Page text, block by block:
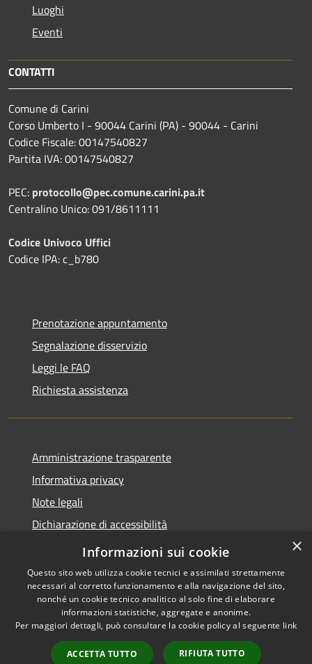
Luoghi
Eventi
CONTATTI
Comune di Carini
Corso Umberto I - 90044 Carini (PA) - 90044 - Carini
Codice Fiscale: 00147540827
Partita IVA: 00147540827
PEC: protocollo@pec.comune.carini.pa.it
Centralino Unico: 091/8611111
Codice Univoco Uffici
Codice IPA: c_b780
Prenotazione appuntamento
Segnalazione disservizio
Leggi le FAQ
Richiesta assistenza
Amministrazione trasparente
Informativa privacy
Note legali
Dichiarazione di accessibilità
Privacy e protezione dei dati
Accessibilità
Copyright © 2026 • Comune di
Carini • Powered by
Municipium•
Accesso
×
Informazioni sui cookie
Questo sito web utilizza cookie tecnici e assimilati strettamente
necessari al corretto funzionamento e alla navigazione del sito,
nonché un cookie tecnico analitico al solo fine di elaborare
informazioni statistiche, aggregate e anonime.
Per maggiori dettagli, può consultare la cookie policy al seguente link
ACCETTA TUTTO RIFIUTA TUTTO